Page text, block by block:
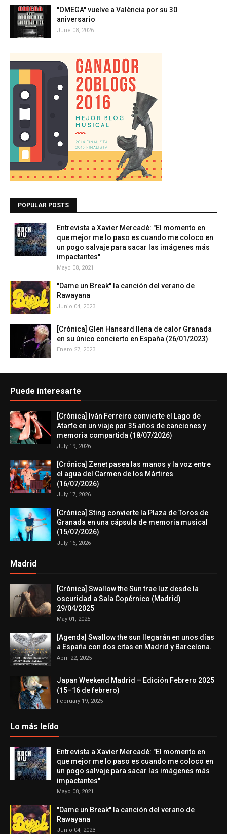
"OMEGA" vuelve a València por su 30
aniversario
June 08, 2026
POPULAR POSTS
Entrevista a Xavier Mercadé: "El momento en
que mejor me lo paso es cuando me coloco en
un pogo salvaje para sacar las imágenes más
impactantes"
Mayo 08, 2021
"Dame un Break" la canción del verano de
Rawayana
Junio 04, 2023
[Crónica] Glen Hansard llena de calor Granada
en su único concierto en España (26/01/2023)
Enero 27, 2023
Puede interesarte
[Crónica] Iván Ferreiro convierte el Lago de
Atarfe en un viaje por 35 años de canciones y
memoria compartida (18/07/2026)
July 19, 2026
[Crónica] Zenet pasea las manos y la voz entre
el agua del Carmen de los Mártires
(16/07/2026)
July 17, 2026
[Crónica] Sting convierte la Plaza de Toros de
Granada en una cápsula de memoria musical
(15/07/2026)
July 16, 2026
Madrid
[Crónica] Swallow the Sun trae luz desde la
oscuridad a Sala Copérnico (Madrid)
29/04/2025
May 01, 2025
[Agenda] Swallow the sun llegarán en unos días
a España con dos citas en Madrid y Barcelona.
April 22, 2025
Japan Weekend Madrid – Edición Febrero 2025
(15–16 de febrero)
February 19, 2025
Lo más leído
Entrevista a Xavier Mercadé: "El momento en
que mejor me lo paso es cuando me coloco en
un pogo salvaje para sacar las imágenes más
impactantes"
Mayo 08, 2021
"Dame un Break" la canción del verano de
Rawayana
Junio 04, 2023